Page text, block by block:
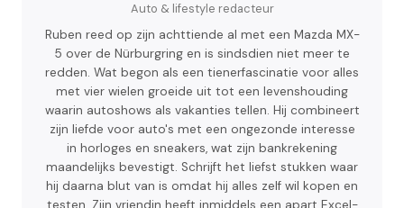
Auto & lifestyle redacteur
Ruben reed op zijn achttiende al met een Mazda MX-
5 over de Nürburgring en is sindsdien niet meer te
redden. Wat begon als een tienerfascinatie voor alles
met vier wielen groeide uit tot een levenshouding
waarin autoshows als vakanties tellen. Hij combineert
zijn liefde voor auto's met een ongezonde interesse
in horloges en sneakers, wat zijn bankrekening
maandelijks bevestigt. Schrijft het liefst stukken waar
hij daarna blut van is omdat hij alles zelf wil kopen en